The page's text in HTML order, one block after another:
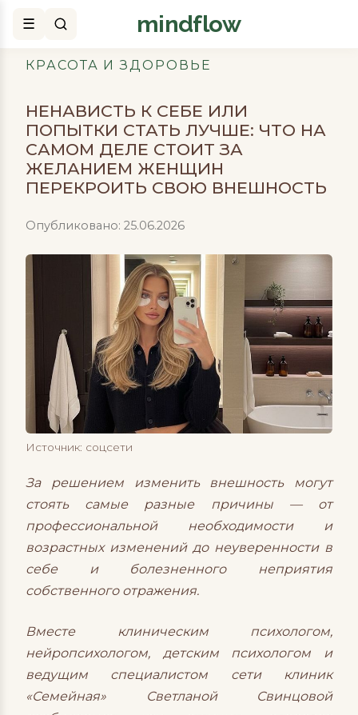
Поиск mindflow
КРАСОТА И ЗДОРОВЬЕ
НЕНАВИСТЬ К СЕБЕ ИЛИ
ПОПЫТКИ СТАТЬ ЛУЧШЕ: ЧТО НА
САМОМ ДЕЛЕ СТОИТ ЗА
ЖЕЛАНИЕМ ЖЕНЩИН
ПЕРЕКРОИТЬ СВОЮ ВНЕШНОСТЬ
Опубликовано: 25.06.2026
Источник: соцсети
За решением изменить внешность могут
стоять самые разные причины — от
профессиональной необходимости и
возрастных изменений до неуверенности в
себе и болезненного неприятия
собственного отражения.
Вместе клиническим психологом,
нейропсихологом, детским психологом и
ведущим специалистом сети клиник
«Семейная» Светланой Свинцовой